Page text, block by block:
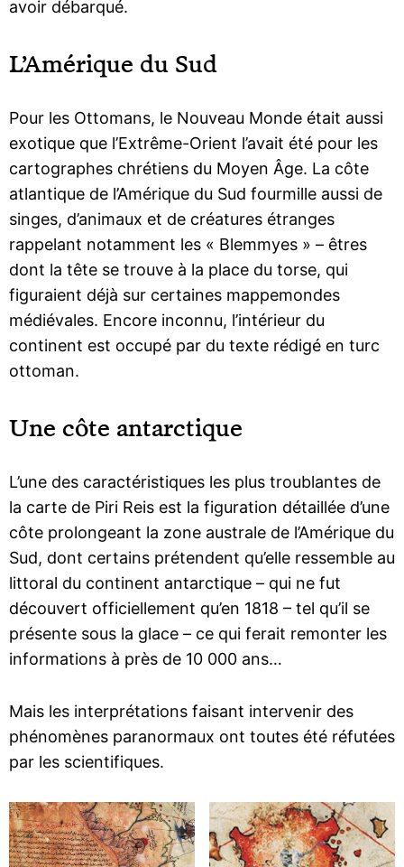
avoir débarqué.
L’Amérique du Sud
Pour les Ottomans, le Nouveau Monde était aussi
exotique que l’Extrême-Orient l’avait été pour les
cartographes chrétiens du Moyen Âge. La côte
atlantique de l’Amérique du Sud fourmille aussi de
singes, d’animaux et de créatures étranges
rappelant notamment les « Blemmyes » – êtres
dont la tête se trouve à la place du torse, qui
figuraient déjà sur certaines mappemondes
médiévales. Encore inconnu, l’intérieur du
continent est occupé par du texte rédigé en turc
ottoman.
Une côte antarctique
L’une des caractéristiques les plus troublantes de
la carte de Piri Reis est la figuration détaillée d’une
côte prolongeant la zone australe de l’Amérique du
Sud, dont certains prétendent qu’elle ressemble au
littoral du continent antarctique – qui ne fut
découvert officiellement qu’en 1818 – tel qu’il se
présente sous la glace – ce qui ferait remonter les
informations à près de 10 000 ans…
Mais les interprétations faisant intervenir des
phénomènes paranormaux ont toutes été réfutées
par les scientifiques.